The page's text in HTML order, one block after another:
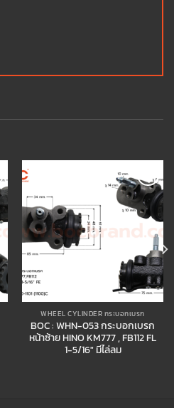
Add to
wishlist
WHEEL CYLINDER กระบอกเบรก
BOC : WHN-053 กระบอกเบรก
หน้าซ้าย HINO KM777 , FB112 FL
1-5/16″ มีไล่ลม